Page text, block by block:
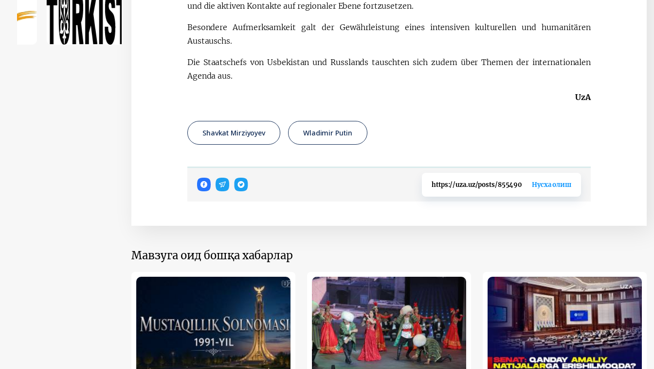
und die aktiven Kontakte auf regionaler Ebene fortzusetzen.
Besondere Aufmerksamkeit galt der Gewährleistung eines intensiven kulturellen und humanitären
Austauschs.
Die Staatschefs von Usbekistan und Russlands tauschten sich zudem über Themen der internationalen
Agenda aus.
UzA
Shavkat Mirziyoyev Wladimir Putin
https://uza.uz/posts/855490 Нусха олиш
Мавзуга оид бошқа хабарлар